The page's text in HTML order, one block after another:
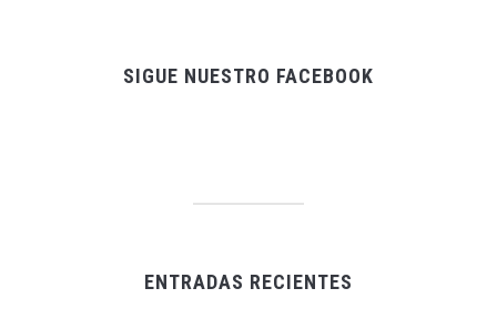
SIGUE NUESTRO FACEBOOK
ENTRADAS RECIENTES